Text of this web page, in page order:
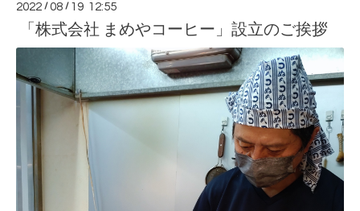
2022 /08 / 19 12:55
「株式会社 まめやコーヒー」設立のご挨拶